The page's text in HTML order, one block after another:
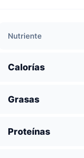
Nutriente
Calorías
Grasas
Proteínas